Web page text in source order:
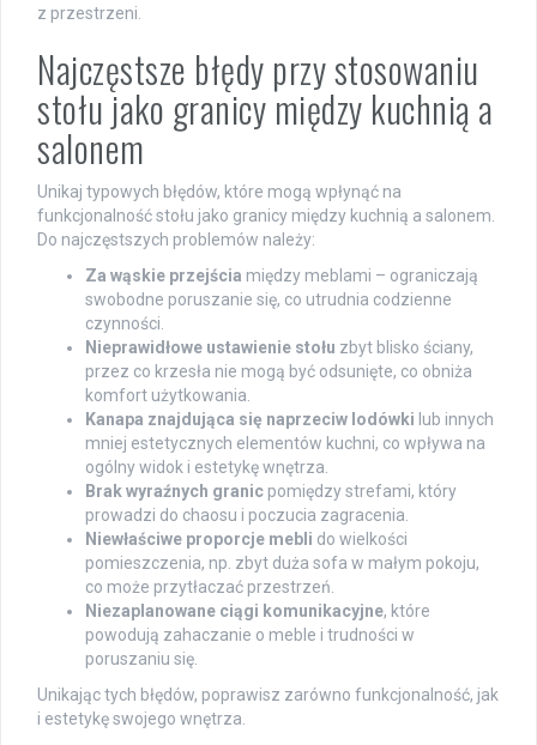
z przestrzeni.
Najczęstsze błędy przy stosowaniu
stołu jako granicy między kuchnią a
salonem
Unikaj typowych błędów, które mogą wpłynąć na
funkcjonalność stołu jako granicy między kuchnią a salonem.
Do najczęstszych problemów należy:
Za wąskie przejścia między meblami – ograniczają
swobodne poruszanie się, co utrudnia codzienne
czynności.
Nieprawidłowe ustawienie stołu zbyt blisko ściany,
przez co krzesła nie mogą być odsunięte, co obniża
komfort użytkowania.
Kanapa znajdująca się naprzeciw lodówki lub innych
mniej estetycznych elementów kuchni, co wpływa na
ogólny widok i estetykę wnętrza.
Brak wyraźnych granic pomiędzy strefami, który
prowadzi do chaosu i poczucia zagracenia.
Niewłaściwe proporcje mebli do wielkości
pomieszczenia, np. zbyt duża sofa w małym pokoju,
co może przytłaczać przestrzeń.
Niezaplanowane ciągi komunikacyjne, które
powodują zahaczanie o meble i trudności w
poruszaniu się.
Unikając tych błędów, poprawisz zarówno funkcjonalność, jak
i estetykę swojego wnętrza.